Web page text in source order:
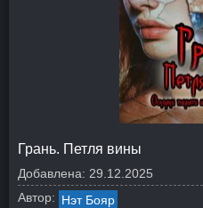
Грань. Петля вины
Добавлена: 29.12.2025
Автор: Нэт Бояр